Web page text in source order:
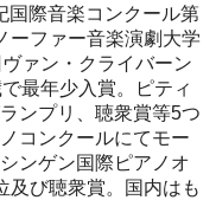
国際音楽コンクール第
ーファー音楽演劇大学
ァン・クライバーン
最年少入賞。ピティ
ンプリ、聴衆賞等5つ
コンクールにてモー
ンゲン国際ピアノオ
及び聴衆賞。国内はも